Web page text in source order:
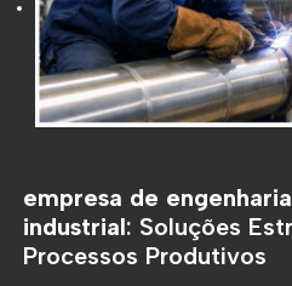
empresa de
industrial: Soluções
Processos Produtivos